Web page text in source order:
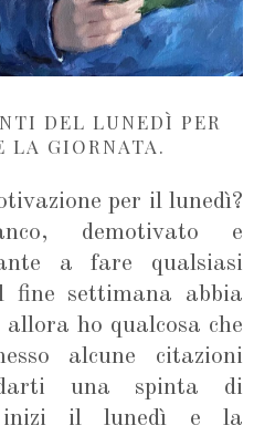
DEL LUNEDÌ PER
LA GIORNATA.
per il lunedì?
demotivato e
a fare qualsiasi
fine settimana abbia
ho qualcosa che
alcune citazioni
una spinta di
inizi il lunedì e la